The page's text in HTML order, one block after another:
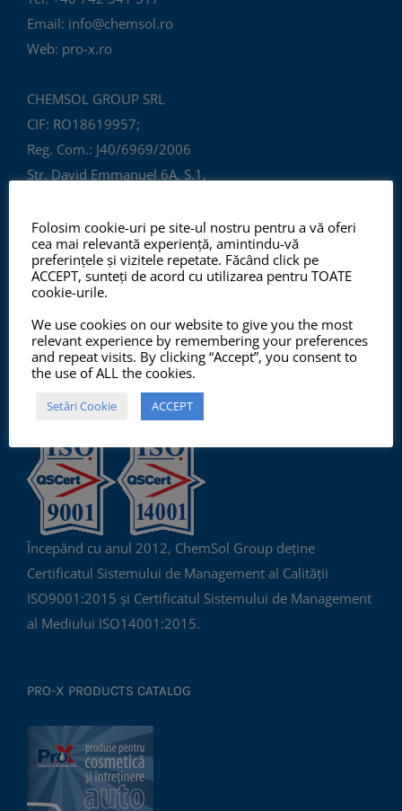
Email: info@chemsol.ro
Web: pro-x.ro
CHEMSOL GROUP SRL
CIF: RO18619957;
Reg. Com.: J40/6969/2006
Str. David Emmanuel 6A, S.1,
ROMÂNIA
ISO 9001:2015, ISO 14001:2015
Începând cu anul 2012, ChemSol Group deține
Certificatul Sistemului de Management al Calității
ISO9001:2015 și Certificatul Sistemului de Management
al Mediului ISO14001:2015.
PRO-X PRODUCTS CATALOG
Folosim cookie-uri pe site-ul nostru pentru a vă oferi
cea mai relevantă experiență, amintindu-vă
preferințele și vizitele repetate. Făcând click pe
ACCEPT, sunteți de acord cu utilizarea pentru TOATE
cookie-urile.
We use cookies on our website to give you the most
relevant experience by remembering your preferences
and repeat visits. By clicking “Accept”, you consent to
the use of ALL the cookies.
Setări Cookie ACCEPT